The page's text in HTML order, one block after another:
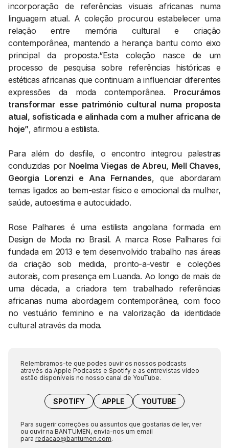
incorporação de referências visuais africanas numa
linguagem atual. A coleção procurou estabelecer uma
relação entre memória cultural e criação
contemporânea, mantendo a herança bantu como eixo
principal da proposta.“Esta coleção nasce de um
processo de pesquisa sobre referências históricas e
estéticas africanas que continuam a influenciar diferentes
expressões da moda contemporânea. Procurámos
transformar esse património cultural numa proposta
atual, sofisticada e alinhada com a mulher africana de
hoje”, afirmou a estilista.
Para além do desfile, o encontro integrou palestras
conduzidas por Noelma Viegas de Abreu, Mell Chaves,
Georgia Lorenzi e Ana Fernandes, que abordaram
temas ligados ao bem-estar físico e emocional da mulher,
saúde, autoestima e autocuidado.
Rose Palhares é uma estilista angolana formada em
Design de Moda no Brasil. A marca Rose Palhares foi
fundada em 2013 e tem desenvolvido trabalho nas áreas
da criação sob medida, pronto-a-vestir e coleções
autorais, com presença em Luanda. Ao longo de mais de
uma década, a criadora tem trabalhado referências
africanas numa abordagem contemporânea, com foco
no vestuário feminino e na valorização da identidade
cultural através da moda.
Relembramos-te que podes ouvir os nossos podcasts
através da Apple Podcasts e Spotify e as entrevistas vídeo
estão disponíveis no nosso canal de YouTube.
SPOTIFY APPLE YOUTUBE
Para sugerir correções ou assuntos que gostarias de ler, ver
ou ouvir na BANTUMEN, envia-nos um email
para redacao@bantumen.com.